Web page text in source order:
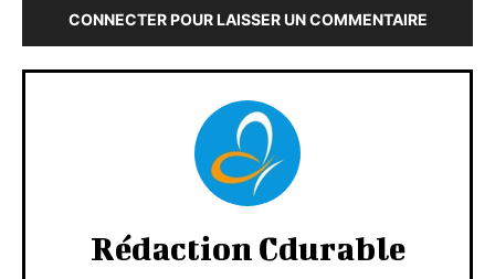
CONNECTER POUR LAISSER UN COMMENTAIRE
Rédaction Cdurable